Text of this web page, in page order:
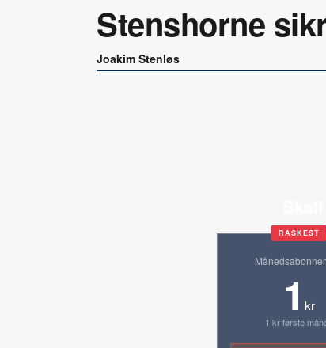
Stenshorne
Joakim Stenløs
RASKEST
1 kr
1 kr første